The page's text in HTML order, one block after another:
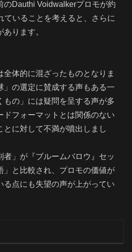
のDauthi Voidwalkerプロモが約
ていることを考えると、さらに
ります。
全体的に混ざったものとなりま
」の選定に賛成する声もある一
もの」には疑問を呈する声が多
ドフォーマットとは関係のない
とに対して不満が噴出しまし
者」が『ブルームバロウ』セッ
」と比較され、プロモの価値が
る点にも失望の声が上がってい